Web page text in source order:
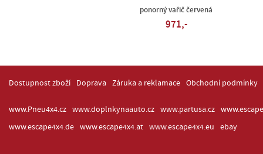
ponorný vařič červená
971,-
Dostupnost zboží Doprava Záruka a reklamace Obchodní podmínky
www.Pneu4x4.cz www.doplnkynaauto.cz www.partusa.cz
www.escape4x4.de
www.escape4x4.at www.escape4x4.eu ebay